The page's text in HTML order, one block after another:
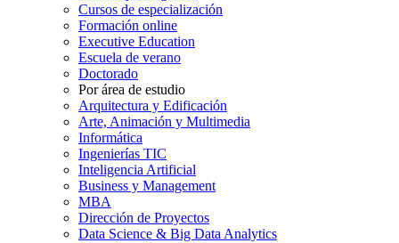
Cursos de especialización
Formación online
Executive Education
Escuela de verano
Doctorado
Por área de estudio
Arquitectura y Edificación
Arte, Animación y Multimedia
Informática
Ingenierías TIC
Inteligencia Artificial
Business y Management
MBA
Dirección de Proyectos
Data Science & Big Data Analytics